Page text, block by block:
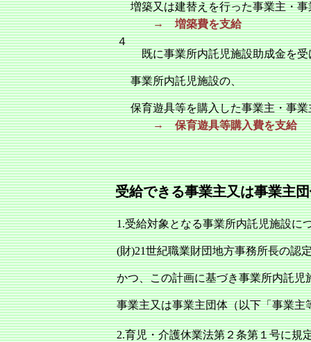
増築又は建替えを行った事業主・
→
増築費を支給
４
既に事業所内託児施設助成金を受
事業所内託児施設の、
保育遊具等を購入した事業主・事
→
保育遊具等購入費を支給
受給できる事業主又は事業主
1.受給対象となる事業所内託児施設に
(財)21世紀職業財団地方事務所長の認
かつ、この計画に基づき事業所内託児
事業主又は事業主団体（以下「事業
2.育児・介護休業法第２条第１号に規